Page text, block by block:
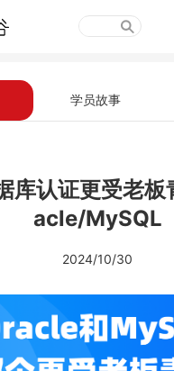
学员故事
库认证更受老板
acle/MySQL
2024/10/30